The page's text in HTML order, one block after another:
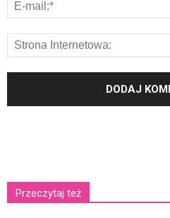
Przeczytaj też